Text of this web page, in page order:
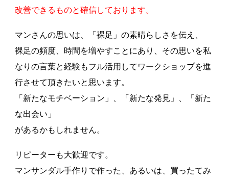
改善できるものと確信しております。
マンさんの思いは、「裸足」の素晴らしさを伝え、
裸足の頻度、時間を増やすことにあり、その思いを私
なりの言葉と経験もフル活用してワークショップを進
行させて頂きたいと思います。
「新たなモチベーション」、「新たな発見」、「新た
な出会い」
があるかもしれません。
リピーターも大歓迎です。
マンサンダル手作りで作った、あるいは、買ったてみ